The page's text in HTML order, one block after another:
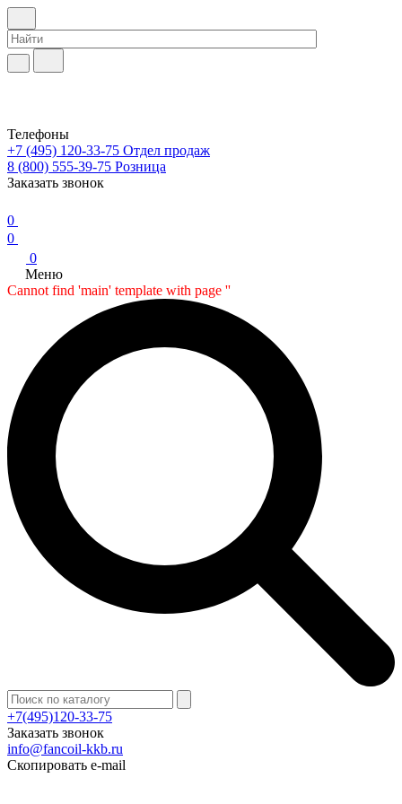
Телефоны
+7 (495) 120-33-75 Отдел продаж
8 (800) 555-39-75 Розница
Заказать звонок
0
0
0
Меню
Cannot find 'main' template with page ''
+7(495)120-33-75
Заказать звонок
info@fancoil-kkb.ru
Скопировать e-mail